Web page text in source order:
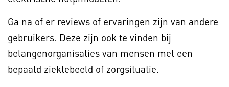
Ga na of er reviews of ervaringen zijn van andere
gebruikers. Deze zijn ook te vinden bij
belangenorganisaties van mensen met een
bepaald ziektebeeld of zorgsituatie.